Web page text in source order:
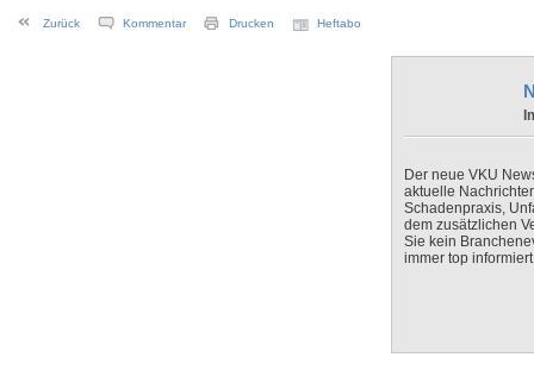
Zurück Kommentar Drucken Heftabo
Der neue VKU
aktuelle
Schadenpraxis,
dem zusätzlichen
Sie kein
immer top